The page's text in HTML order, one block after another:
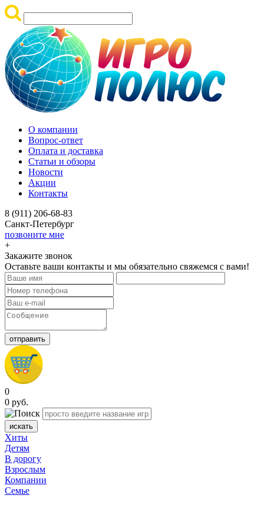
О компании
Вопрос-ответ
Оплата и доставка
Статьи и обзоры
Новости
Акции
Контакты
8 (911) 206-68-83
Санкт-Петербург
позвоните мне
+
Закажите звонок
Оставьте ваши контакты и мы обязательно свяжемся с вами!
отправить
0
0 руб.
искать
Хиты
Детям
В дорогу
Взрослым
Компании
Семье